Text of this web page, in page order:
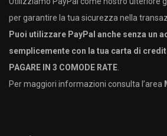
per garantire la tua sicurezza nella
Puoi utilizzare PayPal anche senza un
semplicemente con la tua carta di
PAGARE IN 3 COMODE RATE
Per maggiori informazioni consulta l’area